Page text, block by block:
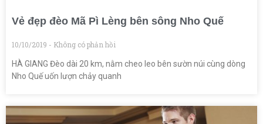
Vẻ đẹp đèo Mã Pì Lèng bên sông Nho Quế
10/10/2019 Không có phản hồi
HÀ GIANG Đèo dài 20 km, nằm cheo leo bên sườn núi cùng dòng
Nho Quế uốn lượn chảy quanh